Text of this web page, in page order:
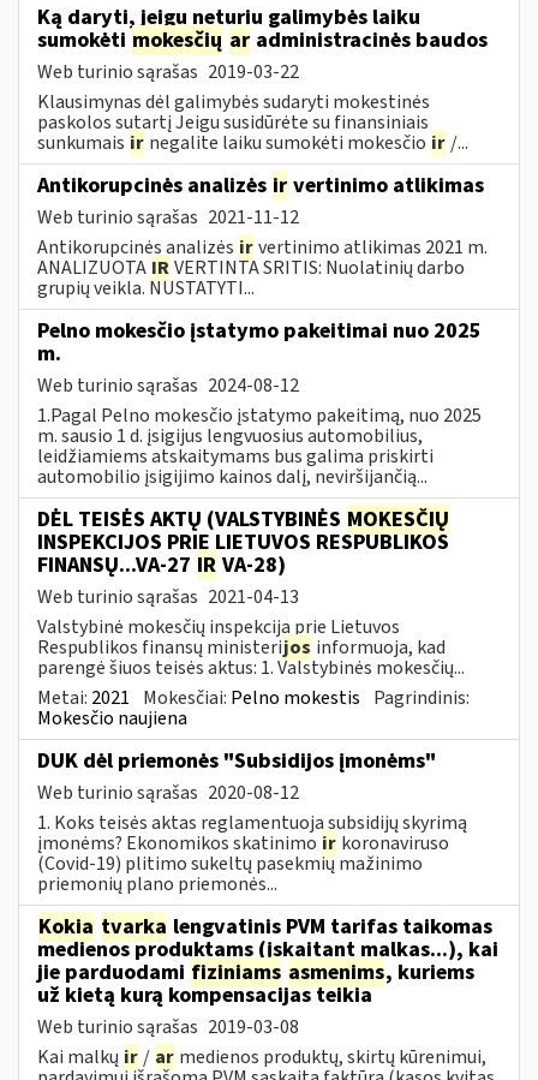
Ką daryti, jeigu neturiu galimybės laiku
sumokėti mokesčių ar administracinės baudos
Web turinio sąrašas 2019-03-22
Klausimynas dėl galimybės sudaryti mokestinės
paskolos sutartį Jeigu susidūrėte su finansiniais
sunkumais ir negalite laiku sumokėti mokesčio ir /...
Antikorupcinės analizės ir vertinimo atlikimas
Web turinio sąrašas 2021-11-12
Antikorupcinės analizės irvertinimo atlikimas 2021 m.
ANALIZUOTA IRVERTINTA SRITIS: Nuolatinių darbo
grupių veikla. NUSTATYTI...
Pelno mokesčio įstatymo pakeitimai nuo 2025
m.
Web turinio sąrašas 2024-08-12
1.Pagal Pelno mokesčio įstatymo pakeitimą, nuo 2025
m. sausio 1 d. įsigijus lengvuosius automobilius,
leidžiamiems atskaitymams bus galima priskirti
automobilio įsigijimo kainos dalį, neviršijančią...
DĖL TEISĖS AKTŲ (VALSTYBINĖS MOKESČIŲ
INSPEKCIJOS PRIE LIETUVOS RESPUBLIKOS
FINANSŲ...VA-27 IR VA-28)
Web turinio sąrašas 2021-04-13
Valstybinė mokesčių inspekcija prie Lietuvos
Respublikos finansų ministerijos informuoja, kad
parengė šiuos teisės aktus: 1. Valstybinės mokesčių...
Metai: 2021 Mokesčiai: Pelno mokestis Pagrindinis:
Mokesčio naujiena
DUK dėl priemonės "Subsidijos įmonėms"
Web turinio sąrašas 2020-08-12
1. Koks teisės aktas reglamentuoja subsidijų skyrimą
įmonėms? Ekonomikos skatinimo ir koronaviruso
(Covid-19) plitimo sukeltų pasekmių mažinimo
priemonių plano priemonės...
Kokia tvarka lengvatinis PVM tarifas taikomas
medienos produktams (įskaitant malkas...), kai
jie parduodami fiziniams asmenims, kuriems
už kietą kurą kompensacijas teikia
Web turinio sąrašas 2019-03-08
Kai malkų ir / ar medienos produktų, skirtų kūrenimui,